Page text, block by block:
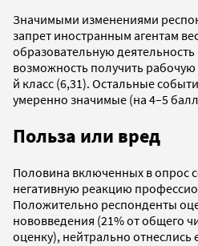
Значимыми изменениями
запрет иностранным агентам
образовательную
возможность получить
й класс (6,31). Остальные
умеренно значимые (на 4–5
Польза или вред
Половина включенных в опрос
негативную реакцию
Положительно респонденты
нововведения (21% от общего
оценку), нейтрально отнеслись